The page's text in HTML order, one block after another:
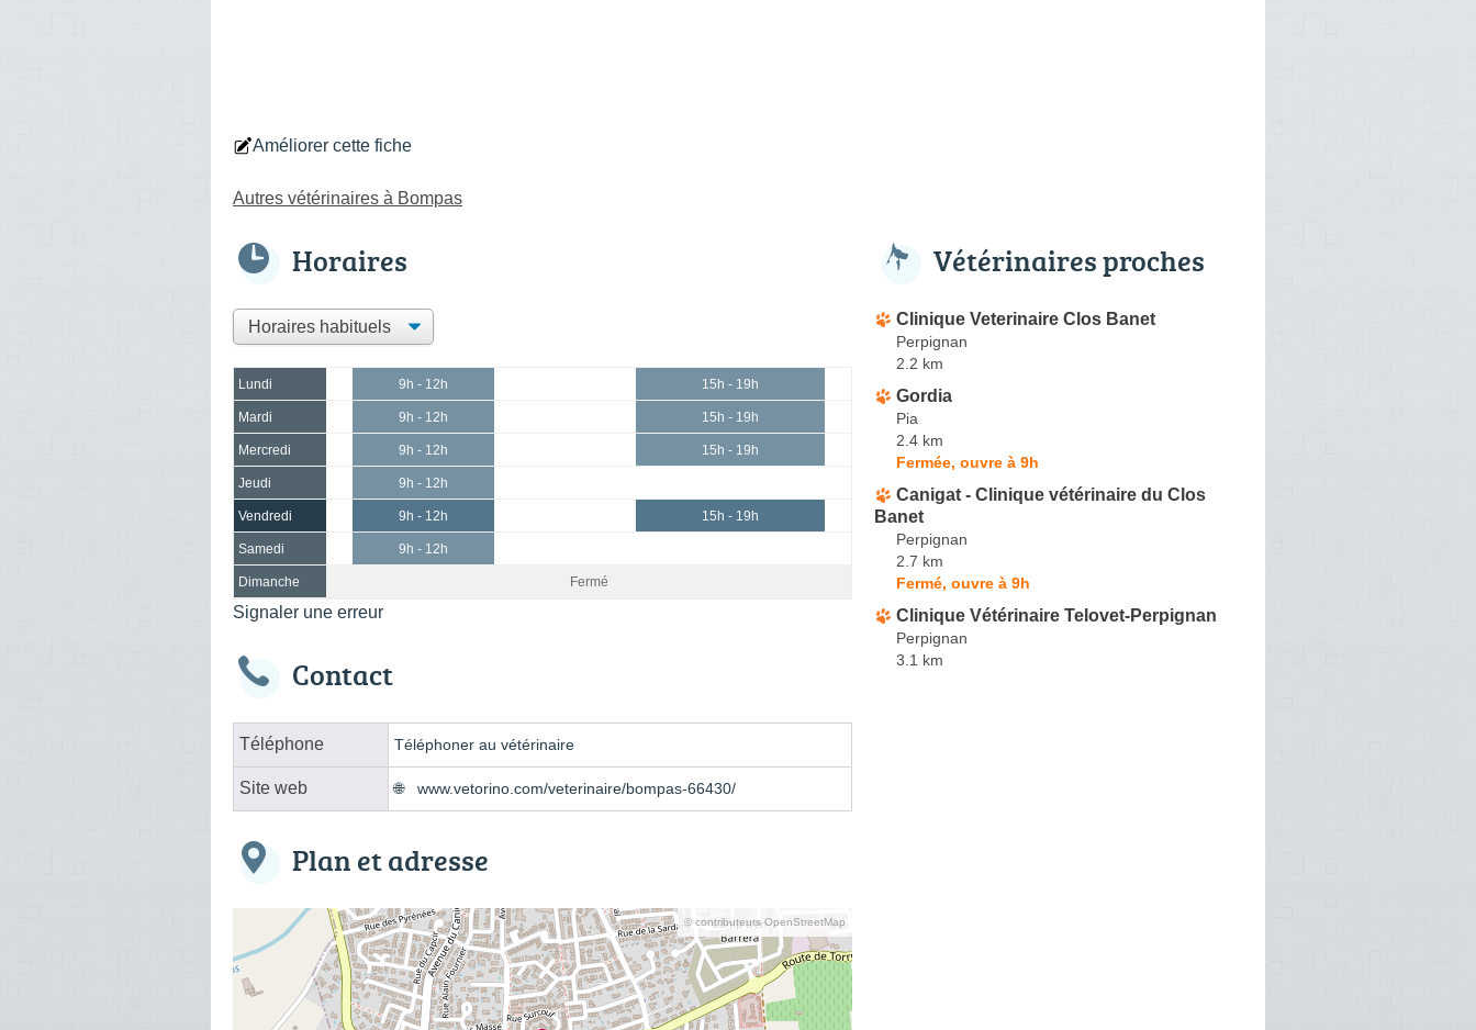
Améliorer cette fiche
Autres vétérinaires à Bompas
Horaires
Lundi 9h - 12h 15h - 19h
Mardi 9h - 12h 15h - 19h
Mercredi 9h - 12h 15h - 19h
Jeudi 9h - 12h
Vendredi 9h - 12h 15h - 19h
Samedi 9h - 12h
Dimanche Fermé
Signaler une erreur
Contact
Téléphone Téléphoner au vétérinaire
Site web www.vetorino.com/veterinaire/bompas-66430/
Plan et adresse
© contributeurs OpenStreetMap
Vétérinaires proches
Clinique Veterinaire Clos Banet
Perpignan
2.2 km
Gordia
Pia
2.4 km
Fermée, ouvre à 9h
Canigat - Clinique vétérinaire du Clos
Banet
Perpignan
2.7 km
Fermé, ouvre à 9h
Clinique Vétérinaire Telovet-Perpignan
Perpignan
3.1 km